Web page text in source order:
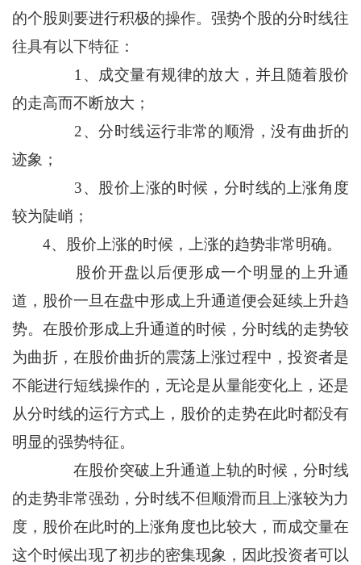
的个股则要进行积极的操作。强势个股的分时线往
往具有以下特征：
1、成交量有规律的放大，并且随着股价
的走高而不断放大；
2、分时线运行非常的顺滑，没有曲折的
迹象；
3、股价上涨的时候，分时线的上涨角度
较为陡峭；
4、股价上涨的时候，上涨的趋势非常明确。
股价开盘以后便形成一个明显的上升通
道，股价一旦在盘中形成上升通道便会延续上升趋
势。在股价形成上升通道的时候，分时线的走势较
为曲折，在股价曲折的震荡上涨过程中，投资者是
不能进行短线操作的，无论是从量能变化上，还是
从分时线的运行方式上，股价的走势在此时都没有
明显的强势特征。
在股价突破上升通道上轨的时候，分时线
的走势非常强劲，分时线不但顺滑而且上涨较为力
度，股价在此时的上涨角度也比较大，而成交量在
这个时候出现了初步的密集现象，因此投资者可以